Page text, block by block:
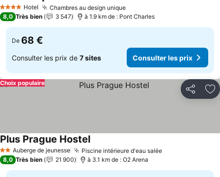
4 Étoiles Hotel Chambres au design uniqueConsulter les prix
8,0 Très bien 3 547 à 1.9 km de : Pont Charles
De 68 €
Consulter les prix de 7 sites Consulter les prix
Partager
Choix populaire
2 ÉtoilesAuberge de jeunesse Piscine intérieure d'eau saléeConsulter les
Plus Prague HostelConsulter les prix
8,0 Très bien 21 900 à 3.1 km de : O2 Arena